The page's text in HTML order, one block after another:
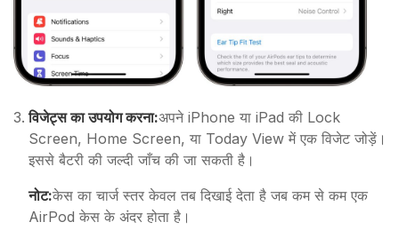
विजेट्स का उपयोग करना:अपने iPhone या iPad की Lock
Screen, Home Screen, या Today View में एक विजेट जोड़ें।
इससे बैटरी की जल्दी जाँच की जा सकती है।
नोट:केस का चार्ज स्तर केवल तब दिखाई देता है जब कम से कम एक
AirPod केस के अंदर होता है।